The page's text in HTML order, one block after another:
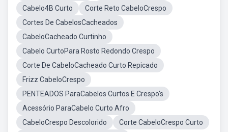
Cabelo4B Curto
Corte Reto CabeloCrespo
Cortes De CabelosCacheados
CabeloCacheado Curtinho
Cabelo CurtoPara Rosto Redondo Crespo
Corte De CabeloCacheado Curto Repicado
Frizz CabeloCrespo
PENTEADOS ParaCabelos Curtos E Crespo's
Acessório ParaCabelo Curto Afro
CabeloCrespo Descolorido
Corte CabeloCrespo Curto